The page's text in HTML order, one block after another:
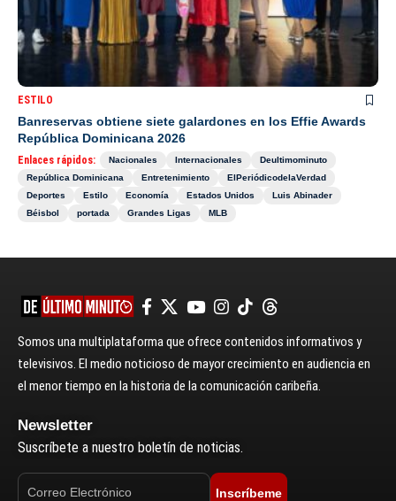
ESTILO
Banreservas obtiene siete galardones en los Effie Awards
República Dominicana 2026
Enlaces rápidos: Nacionales Internacionales
Deultimominuto
República Dominicana
Entretenimiento
ElPeriódicodelaVerdad
Deportes
Estilo Economía Estados Unidos
Luis Abinader
Béisbol
portada Grandes Ligas MLB
Somos una multiplataforma que ofrece contenidos informativos y
televisivos. El medio noticioso de mayor crecimiento en audiencia en
el menor tiempo en la historia de la comunicación caribeña.
Newsletter
Suscríbete a nuestro boletín de noticias.
Inscríbeme